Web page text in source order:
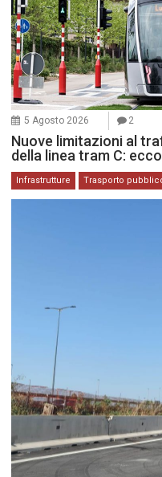
5 Agosto 2026 2
Nuove limitazioni al
della linea tram C:
Infrastrutture Trasporto